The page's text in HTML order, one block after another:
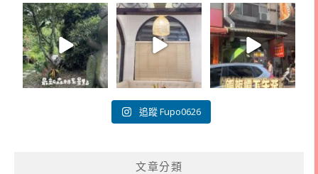
追蹤 Fupo0626
文章分類